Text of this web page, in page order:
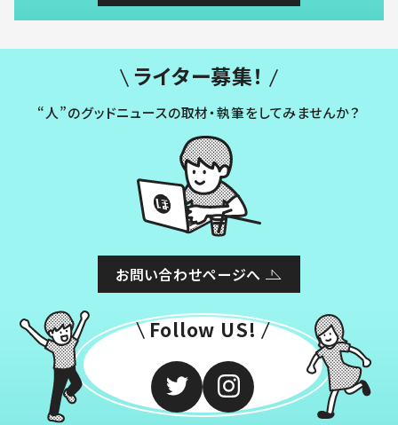
ライター募集！
“人”のグッドニュースの取材・執筆をしてみませんか？
お問い合わせページへ
Follow US!